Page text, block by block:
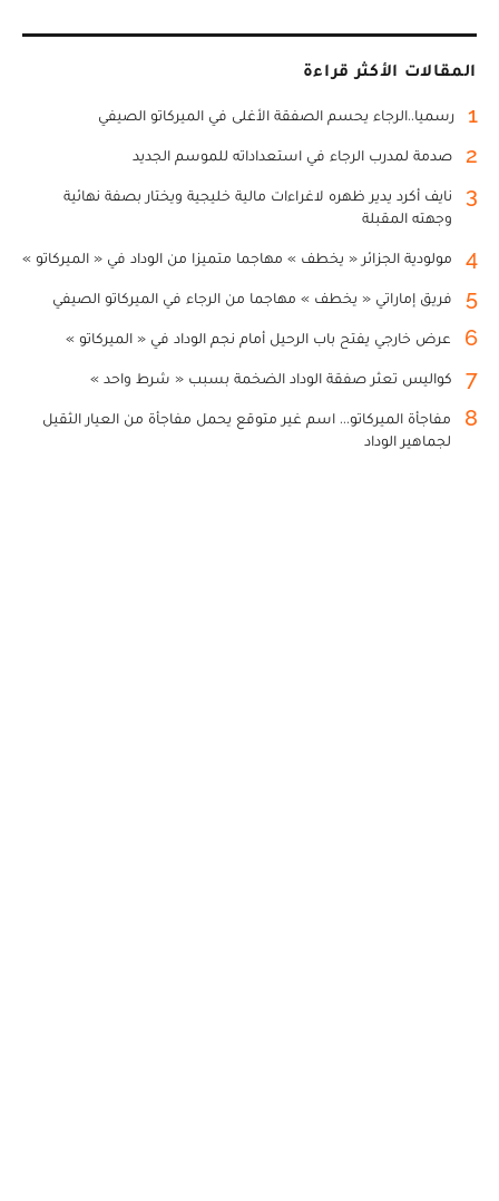
المقالات الأكثر قراءة
1 رسميا..الرجاء يحسم الصفقة الأغلى في الميركاتو الصيفي
2 صدمة لمدرب الرجاء في استعداداته للموسم الجديد
3
نايف أكرد يدير ظهره لاغراءات مالية خليجية ويختار بصفة نهائية
وجهته المقبلة
4 مولودية الجزائر « يخطف » مهاجما متميزا من الوداد في « الميركاتو »
5 فريق إماراتي « يخطف » مهاجما من الرجاء في الميركاتو الصيفي
6 عرض خارجي يفتح باب الرحيل أمام نجم الوداد في « الميركاتو »
7 كواليس تعثر صفقة الوداد الضخمة بسبب « شرط واحد »
8
مفاجأة الميركاتو... اسم غير متوقع يحمل مفاجأة من العيار الثقيل
لجماهير الوداد